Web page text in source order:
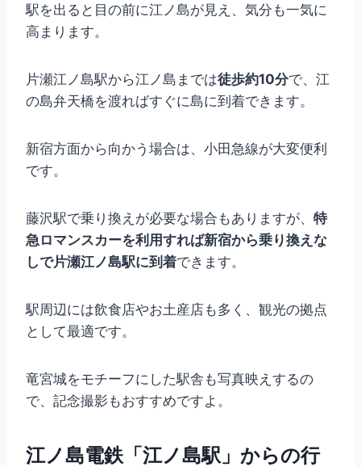
駅を出ると目の前に江ノ島が見え、気分も一気に
高まります。
片瀬江ノ島駅から江ノ島までは徒歩約10分で、江
の島弁天橋を渡ればすぐに島に到着できます。
新宿方面から向かう場合は、小田急線が大変便利
です。
藤沢駅で乗り換えが必要な場合もありますが、 特
急ロマンスカーを利用すれば新宿から乗り換えな
しで片瀬江ノ島駅に到着できます。
駅周辺には飲食店やお土産店も多く、観光の拠点
として最適です。
竜宮城をモチーフにした駅舎も写真映えするの
で、記念撮影もおすすめですよ。
江ノ島電鉄「江ノ島駅」からの行